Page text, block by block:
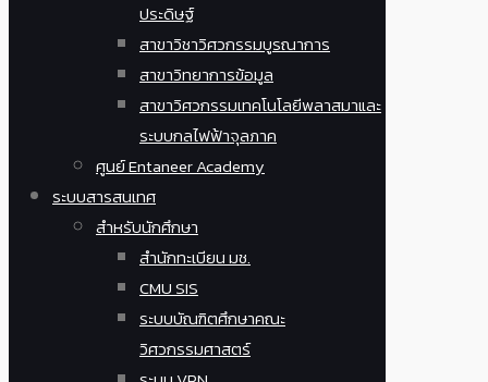
ประดิษฐ์
สาขาวิชาวิศวกรรมบูรณาการ
สาขาวิทยาการข้อมูล
สาขาวิศวกรรมเทคโนโลยีพลาสมาและ
ระบบกลไฟฟ้าจุลภาค
ศูนย์ Entaneer Academy
ระบบสารสนเทศ
สำหรับนักศึกษา
สำนักทะเบียน มช.
CMU SIS
ระบบบัณฑิตศึกษาคณะ
วิศวกรรมศาสตร์